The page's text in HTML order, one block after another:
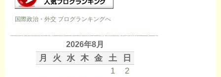
国際政治・外交 ブログランキングへ
2026年8月
月 火 水 木 金 土
日
1
2